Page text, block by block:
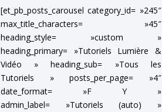
[et_pb_posts_carousel category_id= »245″
max_title_characters= »45″
heading_style= »custom »
heading_primary= »Tutoriels Lumière &
Vidéo » heading_sub= »Tous les
Tutoriels » posts_per_page= »4″
date_format= »F Y »
admin_label= »Tutoriels (auto) »